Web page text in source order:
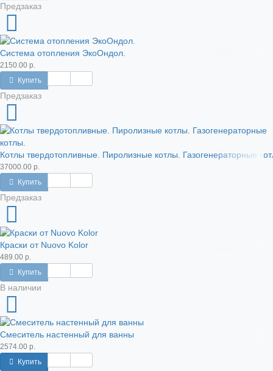
Предзаказ
Система отопления ЭкоОндол.
2150.00 р.
Купить
Предзаказ
Котлы твердотопливные. Пиролизные котлы. Газогенераторные
37000.00 р.
Купить
Предзаказ
Краски от Nuovo Kolor
489.00 р.
Купить
В наличии
Смеситель настенный для ванны
2574.00 р.
Купить